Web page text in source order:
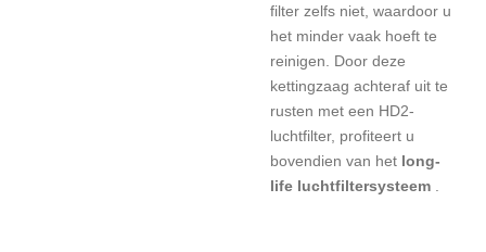
filter zelfs niet, waardoor u
het minder vaak hoeft te
reinigen. Door deze
kettingzaag achteraf uit te
rusten met een HD2-
luchtfilter, profiteert u
bovendien van het long-
life luchtfiltersysteem